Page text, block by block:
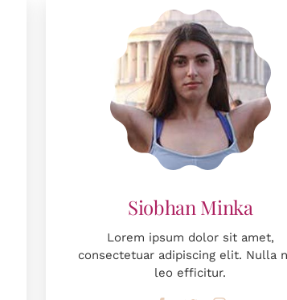
Lorem ipsum dolor sit amet,
consectetuar adipiscing elit. Nulla
leo efficitur.